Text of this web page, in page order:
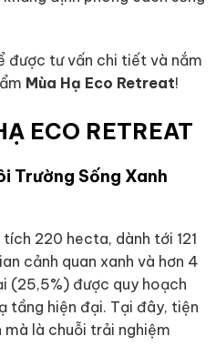
được tư vấn chi tiết và nắm
Mùa Hạ Eco Retreat!
ECO RETREAT
Trường Sống Xanh
220 hecta, dành tới 121
cảnh quan xanh và hơn 4
(25,5%) được quy hoạch
tầng hiện đại. Tại đây, tiện
là chuỗi trải nghiệm